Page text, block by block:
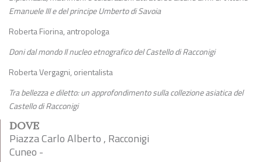
Emanuele III e del principe Umberto di Savoia
Roberta Fiorina, antropologa
Doni dal mondo Il nucleo etnografico del Castello di Racconigi
Roberta Vergagni, orientalista
Tra bellezza e diletto: un approfondimento sulla collezione asiatica del
Castello di Racconigi
DOVE
Piazza Carlo Alberto , Racconigi
Cuneo -